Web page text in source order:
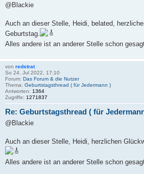
@Blackie
Auch an dieser Stelle, Heidi, belated,
Geburtstag.
Alles andere ist an anderer Stelle schon
von redstrat
So 24. Jul 2022, 17:10
Forum: Das Forum & die Nutzer
Thema: Geburtstagsthread ( für Jedermann )
Antworten: 1364
Zugriffe: 1271837
Re: Geburtstagsthread ( für
@Blackie
Auch an dieser Stelle, Heidi, herzlichen
Alles andere ist an anderer Stelle schon